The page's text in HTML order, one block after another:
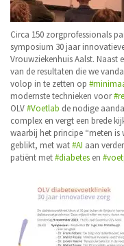
Circa 150 zorgprofessionals
symposium 30 jaar
Vrouwziekenhuis Aalst. Naast
van de resultaten die we
volop in te zetten op
modernste technieken voor
OLV#Voetlab de nodige
complex en vergt een brede
waarbij het principe “meten
geblikt, met wat#AI aan
patiënt met#diabetes en